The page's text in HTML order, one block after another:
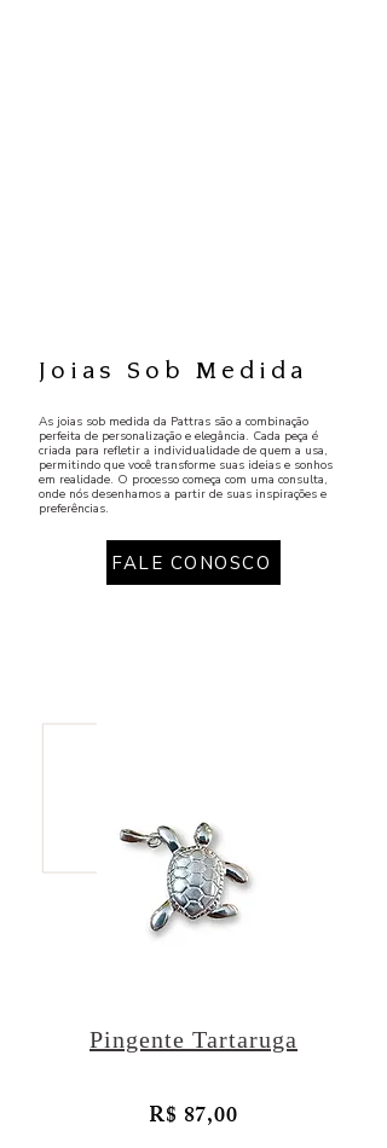
Joias Sob Medida
As joias sob medida da Pattras são a combinação
perfeita de personalização e elegância. Cada peça é
criada para refletir a individualidade de quem a usa,
permitindo que você transforme suas ideias e sonhos
em realidade. O processo começa com uma consulta,
onde nós desenhamos a partir de suas inspirações e
preferências.
FALE CONOSCO
Pingente Tartaruga
R$ 87,00